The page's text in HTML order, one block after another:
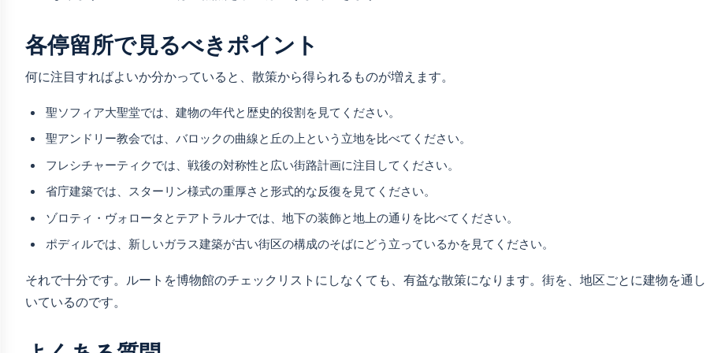
各停留所で見るべきポイント
何に注目すればよいか分かっていると、散策から得られるものが増えます。
聖ソフィア大聖堂では、建物の年代と歴史的役割を見てください。
聖アンドリー教会では、バロックの曲線と丘の上という立地を比べてください。
フレシチャーティクでは、戦後の対称性と広い街路計画に注目してください。
省庁建築では、スターリン様式の重厚さと形式的な反復を見てください。
ゾロティ・ヴォロータとテアトラルナでは、地下の装飾と地上の通りを比べてください。
ポディルでは、新しいガラス建築が古い街区の構成のそばにどう立っているかを見てください。
それで十分です。ルートを博物館のチェックリストにしなくても、有益な散策になります。街を、地区ごとに建物を通
いているのです。